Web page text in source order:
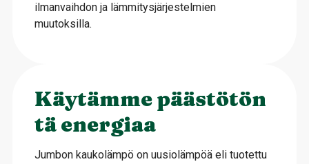
ilmanvaihdon ja lämmitysjärjestelmien
muutoksilla.
Käytämme päästötön
tä energiaa
Jumbon kaukolämpö on uusiolämpöä eli tuotettu